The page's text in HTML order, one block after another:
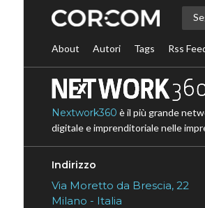
About Autori Tags Rss
Nextwork360 è il più grande
digitale e imprenditoriale nelle
Indirizzo
Via Moretto da Brescia, 22
Milano - Italia